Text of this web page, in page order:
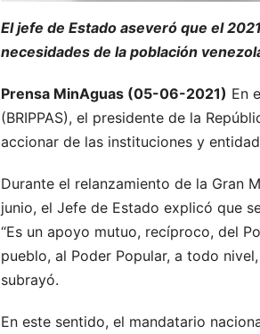
El jefe de Estado aseveró que el
necesidades de la población
Prensa MinAguas (05-06-2021) En
(BRIPPAS), el presidente de la
accionar de las instituciones y
Durante el relanzamiento de la Gran
junio, el Jefe de Estado explicó que
“Es un apoyo mutuo, recíproco, del
pueblo, al Poder Popular, a todo
subrayó.
En este sentido, el mandatario